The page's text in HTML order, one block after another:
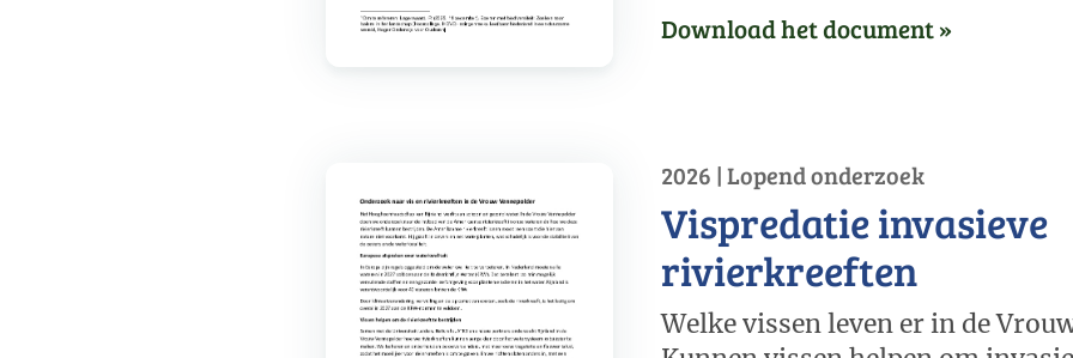
Download het document »
2026 | Lopend onderzoek
Vispredatie invasieve
rivierkreeften
Welke vissen leven er in de